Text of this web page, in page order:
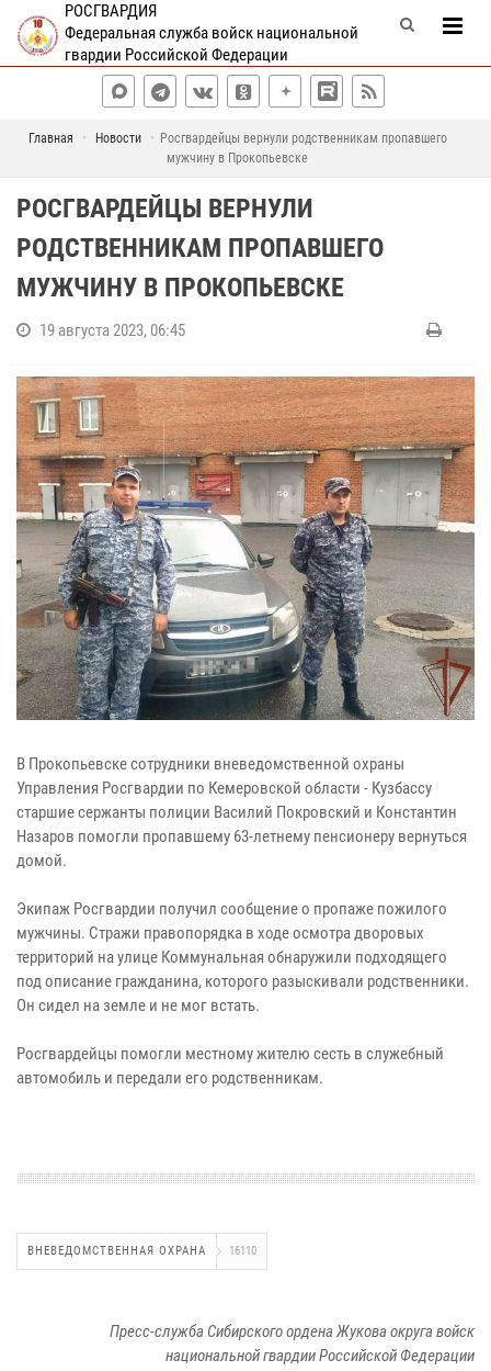
РОСГВАРДИЯ
Федеральная служба войск национальной
гвардии Российской Федерации
Главная Новости
Росгвардейцы вернули родственникам пропавшего
мужчину в Прокопьевске
РОСГВАРДЕЙЦЫ ВЕРНУЛИ
РОДСТВЕННИКАМ ПРОПАВШЕГО
МУЖЧИНУ В ПРОКОПЬЕВСКЕ
19 августа 2023, 06:45
В Прокопьевске сотрудники вневедомственной охраны
Управления Росгвардии по Кемеровской области - Кузбассу
старшие сержанты полиции Василий Покровский и Константин
Назаров помогли пропавшему 63-летнему пенсионеру вернуться
домой.
Экипаж Росгвардии получил сообщение о пропаже пожилого
мужчины. Стражи правопорядка в ходе осмотра дворовых
территорий на улице Коммунальная обнаружили подходящего
под описание гражданина, которого разыскивали родственники.
Он сидел на земле и не мог встать.
Росгвардейцы помогли местному жителю сесть в служебный
автомобиль и передали его родственникам.
ВНЕВЕДОМСТВЕННАЯ ОХРАНА 16110
Пресс-служба Сибирского ордена Жукова округа войск
национальной гвардии Российской Федерации